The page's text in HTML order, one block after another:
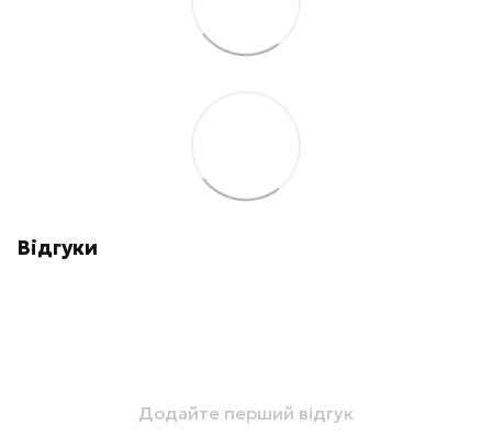
Відгуки
Додайте перший відгук